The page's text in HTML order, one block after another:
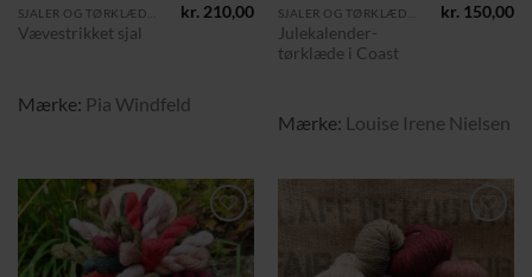
Vævestrikket sjal
kr. 210,00
Mærke: Pia Windfeld
Julekalender-
tørklæde i Coast
kr. 150,00
Mærke: Louise Irene Nielsen
Tilføj til
ønskeliste